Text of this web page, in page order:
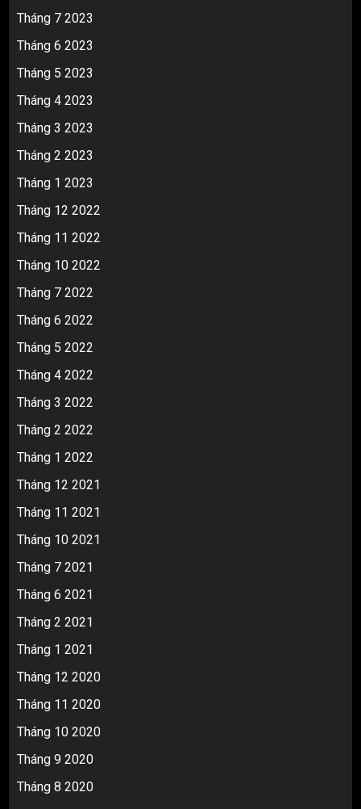
Tháng 7 2023
Tháng 6 2023
Tháng 5 2023
Tháng 4 2023
Tháng 3 2023
Tháng 2 2023
Tháng 1 2023
Tháng 12 2022
Tháng 11 2022
Tháng 10 2022
Tháng 7 2022
Tháng 6 2022
Tháng 5 2022
Tháng 4 2022
Tháng 3 2022
Tháng 2 2022
Tháng 1 2022
Tháng 12 2021
Tháng 11 2021
Tháng 10 2021
Tháng 7 2021
Tháng 6 2021
Tháng 2 2021
Tháng 1 2021
Tháng 12 2020
Tháng 11 2020
Tháng 10 2020
Tháng 9 2020
Tháng 8 2020